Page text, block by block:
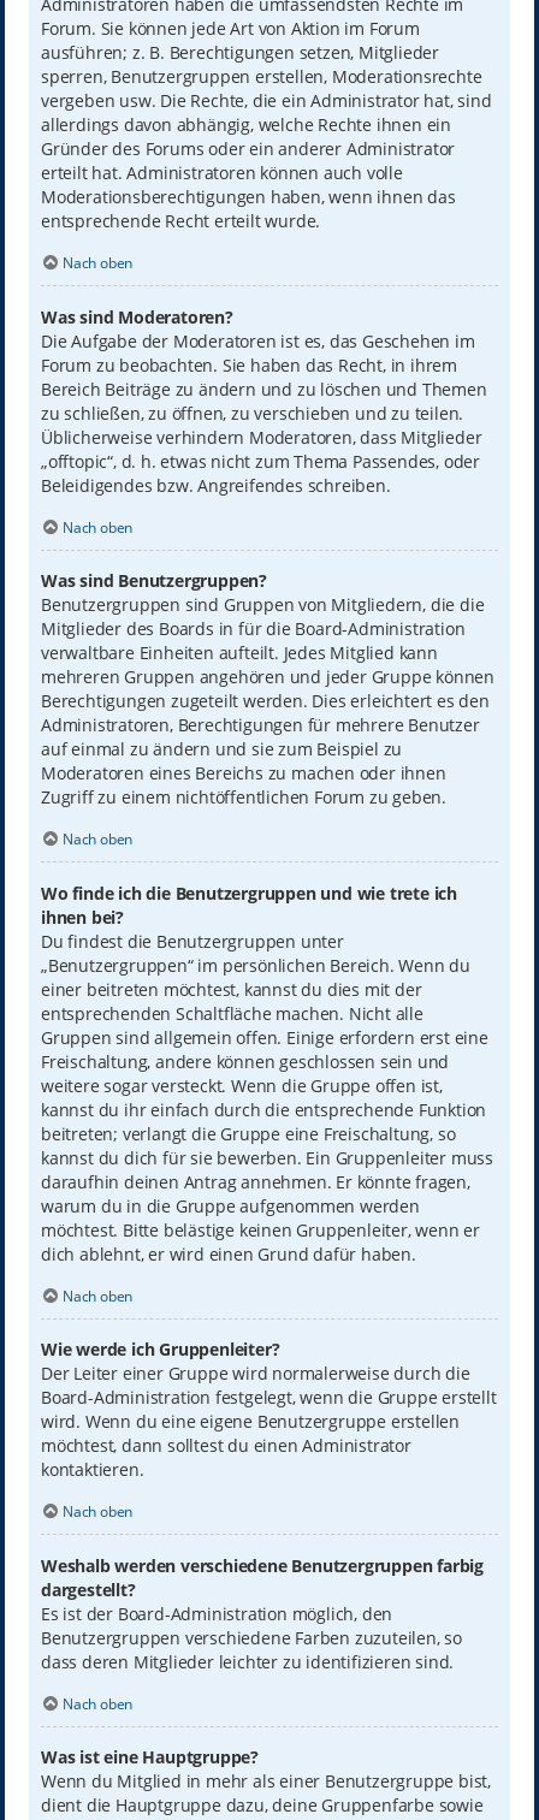
Forum. Sie können jede Art von Aktion im Forum
ausführen; z. B. Berechtigungen setzen, Mitglieder
sperren, Benutzergruppen erstellen, Moderationsrechte
vergeben usw. Die Rechte, die ein Administrator hat, sind
allerdings davon abhängig, welche Rechte ihnen ein
Gründer des Forums oder ein anderer Administrator
erteilt hat. Administratoren können auch volle
Moderationsberechtigungen haben, wenn ihnen das
entsprechende Recht erteilt wurde.
Nach oben
Was sind Moderatoren?
Die Aufgabe der Moderatoren ist es, das Geschehen im
Forum zu beobachten. Sie haben das Recht, in ihrem
Bereich Beiträge zu ändern und zu löschen und Themen
zu schließen, zu öffnen, zu verschieben und zu teilen.
Üblicherweise verhindern Moderatoren, dass Mitglieder
„offtopic“, d. h. etwas nicht zum Thema Passendes, oder
Beleidigendes bzw. Angreifendes schreiben.
Nach oben
Was sind Benutzergruppen?
Benutzergruppen sind Gruppen von Mitgliedern, die die
Mitglieder des Boards in für die Board-Administration
verwaltbare Einheiten aufteilt. Jedes Mitglied kann
mehreren Gruppen angehören und jeder Gruppe können
Berechtigungen zugeteilt werden. Dies erleichtert es den
Administratoren, Berechtigungen für mehrere Benutzer
auf einmal zu ändern und sie zum Beispiel zu
Moderatoren eines Bereichs zu machen oder ihnen
Zugriff zu einem nichtöffentlichen Forum zu geben.
Nach oben
Wo finde ich die Benutzergruppen und wie trete ich
ihnen bei?
Du findest die Benutzergruppen unter
„Benutzergruppen“ im persönlichen Bereich. Wenn du
einer beitreten möchtest, kannst du dies mit der
entsprechenden Schaltfläche machen. Nicht alle
Gruppen sind allgemein offen. Einige erfordern erst eine
Freischaltung, andere können geschlossen sein und
weitere sogar versteckt. Wenn die Gruppe offen ist,
kannst du ihr einfach durch die entsprechende Funktion
beitreten; verlangt die Gruppe eine Freischaltung, so
kannst du dich für sie bewerben. Ein Gruppenleiter muss
daraufhin deinen Antrag annehmen. Er könnte fragen,
warum du in die Gruppe aufgenommen werden
möchtest. Bitte belästige keinen Gruppenleiter, wenn er
dich ablehnt, er wird einen Grund dafür haben.
Nach oben
Wie werde ich Gruppenleiter?
Der Leiter einer Gruppe wird normalerweise durch die
Board-Administration festgelegt, wenn die Gruppe erstellt
wird. Wenn du eine eigene Benutzergruppe erstellen
möchtest, dann solltest du einen Administrator
kontaktieren.
Nach oben
Weshalb werden verschiedene Benutzergruppen farbig
dargestellt?
Es ist der Board-Administration möglich, den
Benutzergruppen verschiedene Farben zuzuteilen, so
dass deren Mitglieder leichter zu identifizieren sind.
Nach oben
Was ist eine Hauptgruppe?
Wenn du Mitglied in mehr als einer Benutzergruppe bist,
dient die Hauptgruppe dazu, deine Gruppenfarbe sowie